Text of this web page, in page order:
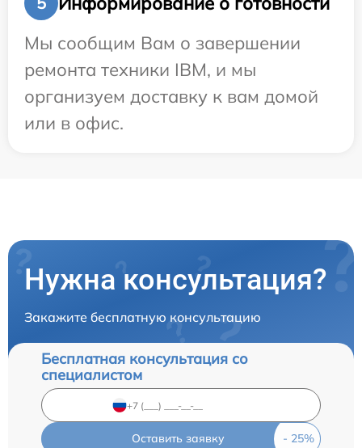
Мы сообщим Вам о завершении
ремонта техники IBM, и мы
организуем доставку к вам домой
или в офис.
Нужна консультация?
Закажите бесплатную консультацию
Бесплатная консультация со
специалистом
Оставить заявку